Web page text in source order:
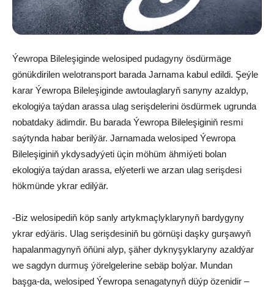
Ýewropa Bileleşiginde welosiped pudagyny ösdürmäge
gönükdirilen welotransport barada Jarnama kabul edildi. Şeýle
karar Ýewropa Bileleşiginde awtoulaglaryň sanyny azaldyp,
ekologiýa taýdan arassa ulag serişdelerini ösdürmek ugrunda
nobatdaky ädimdir. Bu barada Ýewropa Bileleşiginiň resmi
saýtynda habar berilýär. Jarnamada welosiped Ýewropa
Bileleşiginiň ykdysadyýeti üçin möhüm ähmiýeti bolan
ekologiýa taýdan arassa, elýeterli we arzan ulag serişdesi
hökmünde ykrar edilýär.
-Biz welosipediň köp sanly artykmaçlyklarynyň bardygyny
ykrar edýäris. Ulag serişdesiniň bu görnüşi daşky gurşawyň
hapalanmagynyň öňüni alyp, şäher dyknyşyklaryny azaldýar
we sagdyn durmuş ýörelgelerine sebäp bolýar. Mundan
başga-da, welosiped Ýewropa senagatynyň düýp özenidir –